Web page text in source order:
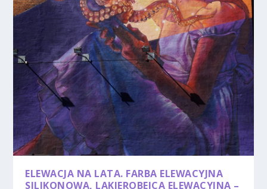
ELEWACJA NA LATA. FARBA ELEWACYJNA
SILIKONOWA, LAKIEROBEJCA ELEWACYJNA –